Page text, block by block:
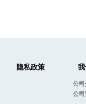
隐私政策
公司
公